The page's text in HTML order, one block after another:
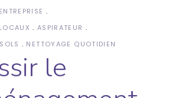
ASPIRATEUR
NETTOYAGE QUOTIDIEN
le